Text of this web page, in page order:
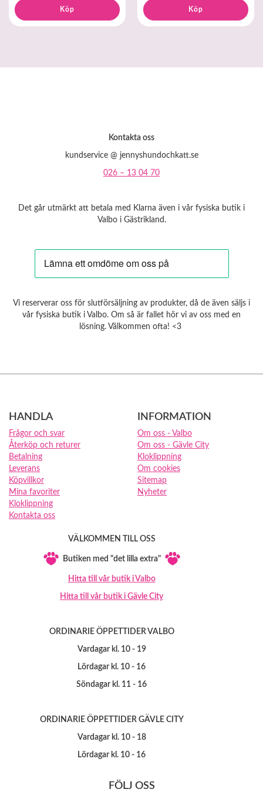
Köp Köp
Kontakta oss
kundservice @ jennyshundochkatt.se
026 – 13 04 70
Det går utmärkt att betala med Klarna även i vår fysiska butik i
Valbo i Gästrikland.
Vi reserverar oss för slutförsäljning av produkter, då de även säljs i
vår fysiska butik i Valbo. Om så är fallet hör vi av oss med en
lösning. Välkommen ofta! <3
HANDLA
Frågor och svar
Återköp och returer
Betalning
Leverans
Köpvillkor
Mina favoriter
Kloklippning
Kontakta oss
INFORMATION
Om oss - Valbo
Om oss - Gävle City
Kloklippning
Om cookies
Sitemap
Nyheter
VÄLKOMMEN TILL OSS
Butiken med "det lilla extra"
Hitta till vår butik i Valbo
Hitta till vår butik i Gävle City
ORDINARIE ÖPPETTIDER VALBO
Vardagar kl. 10 - 19
Lördagar kl. 10 - 16
Söndagar kl. 11 - 16
ORDINARIE ÖPPETTIDER GÄVLE CITY
Vardagar kl. 10 - 18
Lördagar kl. 10 - 16
FÖLJ OSS